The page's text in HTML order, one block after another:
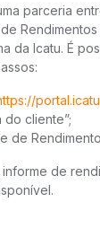
parceria
da Icatu. É
do cliente”;
de
informe de